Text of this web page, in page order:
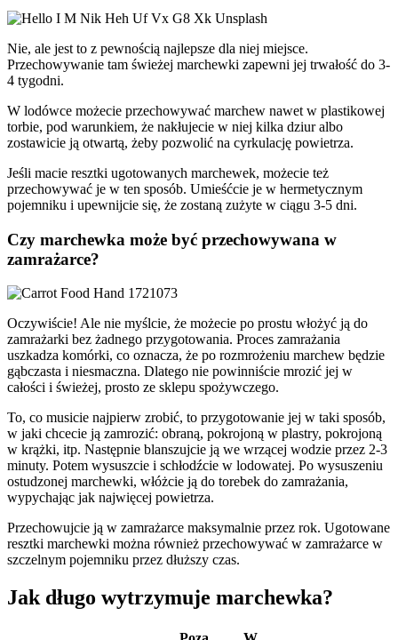
Nie, ale jest to z pewnością najlepsze dla niej miejsce.
Przechowywanie tam świeżej marchewki zapewni jej trwałość do 3-
4 tygodni.
W lodówce możecie przechowywać marchew nawet w plastikowej
torbie, pod warunkiem, że nakłujecie w niej kilka dziur albo
zostawicie ją otwartą, żeby pozwolić na cyrkulację powietrza.
Jeśli macie resztki ugotowanych marchewek, możecie też
przechowywać je w ten sposób. Umieśćcie je w hermetycznym
pojemniku i upewnijcie się, że zostaną zużyte w ciągu 3-5 dni.
Czy marchewka może być przechowywana w
zamrażarce?
Oczywiście! Ale nie myślcie, że możecie po prostu włożyć ją do
zamrażarki bez żadnego przygotowania. Proces zamrażania
uszkadza komórki, co oznacza, że po rozmrożeniu marchew będzie
gąbczasta i niesmaczna. Dlatego nie powinniście mrozić jej w
całości i świeżej, prosto ze sklepu spożywczego.
To, co musicie najpierw zrobić, to przygotowanie jej w taki sposób,
w jaki chcecie ją zamrozić: obraną, pokrojoną w plastry, pokrojoną
w krążki, itp. Następnie blanszujcie ją we wrzącej wodzie przez 2-3
minuty. Potem wysuszcie i schłodźcie w lodowatej. Po wysuszeniu
ostudzonej marchewki, włóżcie ją do torebek do zamrażania,
wypychając jak najwięcej powietrza.
Przechowujcie ją w zamrażarce maksymalnie przez rok. Ugotowane
resztki marchewki można również przechowywać w zamrażarce w
szczelnym pojemniku przez dłuższy czas.
Jak długo wytrzymuje marchewka?